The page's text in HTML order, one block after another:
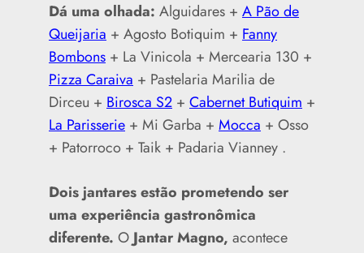
Dá uma olhada: Alguidares + A Pão de
Queijaria + Agosto Botiquim + Fanny
Bombons + La Vinicola + Mercearia 130 +
Pizza Caraiva + Pastelaria Marilia de
Dirceu + Birosca S2 + Cabernet Butiquim +
La Parisserie + Mi Garba + Mocca + Osso
+ Patorroco + Taik + Padaria Vianney .
Dois jantares estão prometendo ser
uma experiência gastronômica
diferente. O Jantar Magno, acontece